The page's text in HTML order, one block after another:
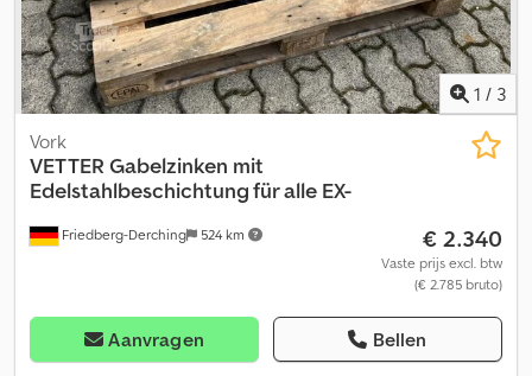
1 / 3
Friedberg-Derching 524 km
Vork
VETTER Gabelzinken mit
Edelstahlbeschichtung für alle EX-
€ 2.340
Vaste prijs excl. btw
(€ 2.785 bruto)
Aanvragen Bellen